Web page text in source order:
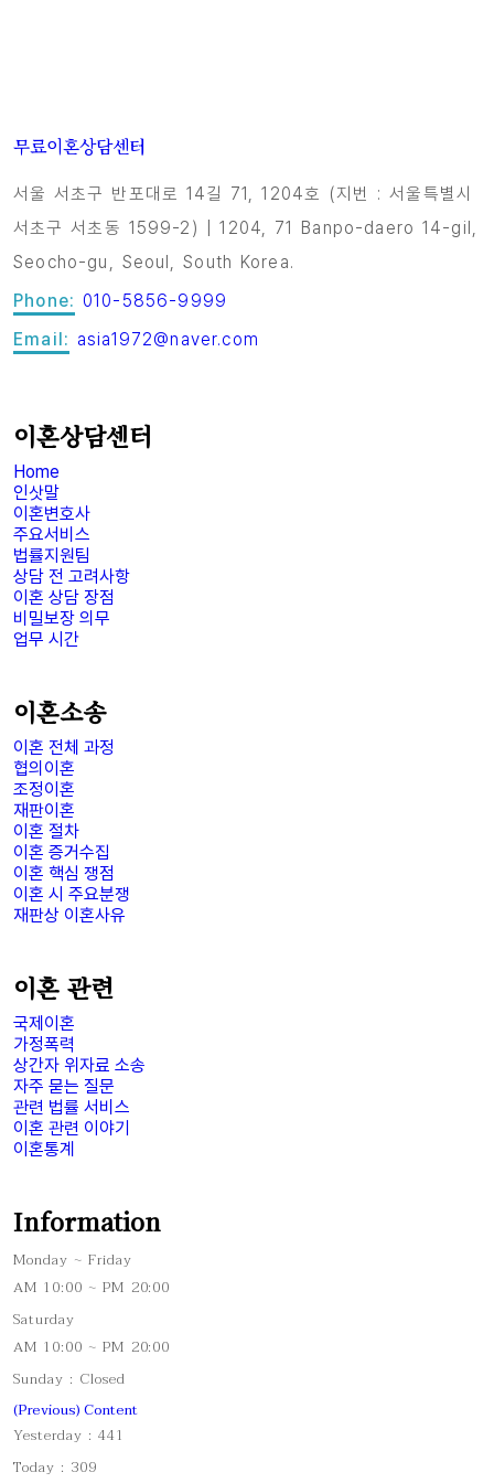
무료이혼상담센터
서울 서초구 반포대로 14길 71, 1204호 (지번 : 서울특별시
서초구 서초동 1599-2) | 1204, 71 Banpo-daero 14-gil,
Seocho-gu, Seoul, South Korea.
Phone: 010-5856-9999
Email: asia1972@naver.com
이혼상담센터
Home
인삿말
이혼변호사
주요서비스
법률지원팀
상담 전 고려사항
이혼 상담 장점
비밀보장 의무
업무 시간
이혼소송
이혼 전체 과정
협의이혼
조정이혼
재판이혼
이혼 절차
이혼 증거수집
이혼 핵심 쟁점
이혼 시 주요분쟁
재판상 이혼사유
이혼 관련
국제이혼
가정폭력
상간자 위자료 소송
자주 묻는 질문
관련 법률 서비스
이혼 관련 이야기
이혼통계
Information
Monday ~ Friday
AM 10:00 ~ PM 20:00
Saturday
AM 10:00 ~ PM 20:00
Sunday : Closed
(Previous) Content
Yesterday : 441
Today : 309